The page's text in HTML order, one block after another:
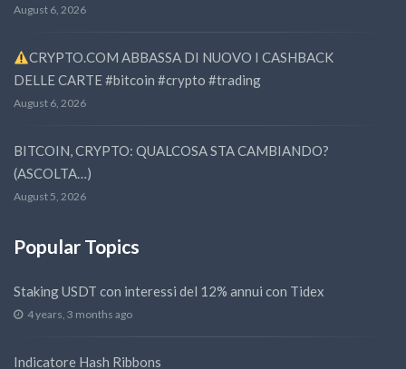
August 6, 2026
CRYPTO.COM ABBASSA DI NUOVO I CASHBACK
DELLE CARTE #bitcoin #crypto #trading
August 6, 2026
BITCOIN, CRYPTO: QUALCOSA STA CAMBIANDO?
(ASCOLTA…)
August 5, 2026
Popular Topics
Staking USDT con interessi del 12% annui con Tidex
4 years, 3 months ago
Indicatore Hash Ribbons